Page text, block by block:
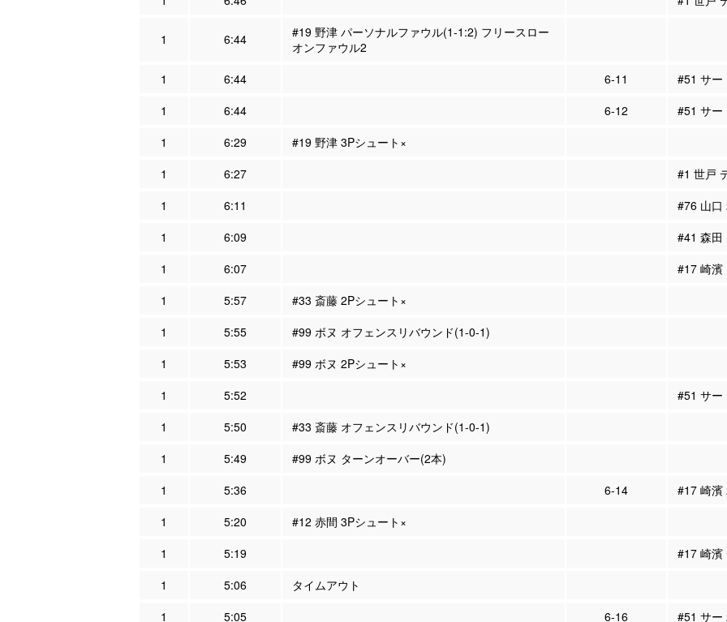
1 6:44
#19 野津 パーソナルファウル(1-1:2) フリースロー
オンファウル2
1
6:44 6-11
#51 サー
1
6:44 6-12
#51 サー
1
6:29
#19 野津 3Pシュート×
1
6:27
#1 世戸
1
6:11
#76 山口
1
6:09
#41 森田
1
6:07
#17 崎濱
1
5:57
#33 斎藤 2Pシュート×
1
5:55
#99 ボヌ オフェンスリバウンド(1-0-1)
1
5:53
#99 ボヌ 2Pシュート×
1
5:52
#51 サー
1
5:50
#33 斎藤 オフェンスリバウンド(1-0-1)
1
5:49
#99 ボヌ ターンオーバー(2本)
1
5:36 6-14
#17 崎濱
1
5:20
#12 赤間 3Pシュート×
1
5:19
#17 崎濱
1
5:06
タイムアウト
1
5:05 6-16 #51 サー